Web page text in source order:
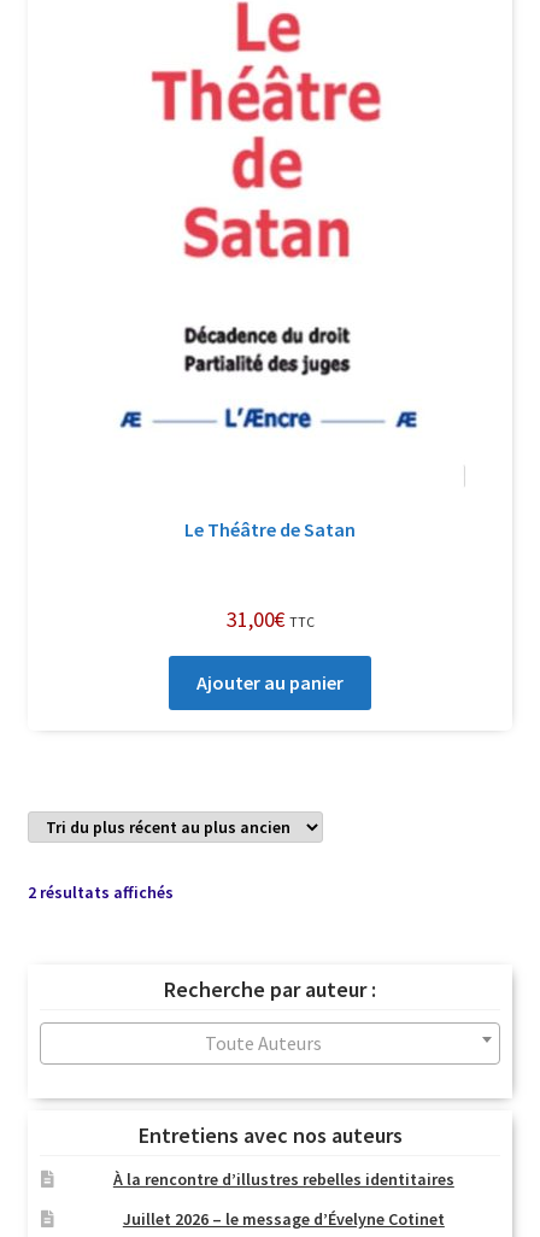
Le Théâtre de Satan
31,00€ TTC
Ajouter au panier
2 résultats affichésTrié
au
plus
ancien
Recherche par auteur :
Toute Auteurs
Entretiens avec nos auteurs
À la rencontre d’illustres rebelles identitaires
Juillet 2026 – le message d’Évelyne Cotinet